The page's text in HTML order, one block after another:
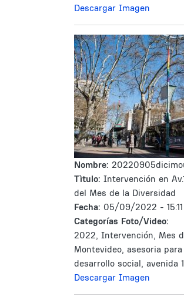
Descargar Imagen
Nombre:
Tìtulo: Intervención en
del Mes de la Diversidad
Fecha: 05/09/2022 - 15:11
Categorías Foto/Video:
2022, Intervención, Mes
Montevideo, asesoria
desarrollo social, avenida
Descargar Imagen